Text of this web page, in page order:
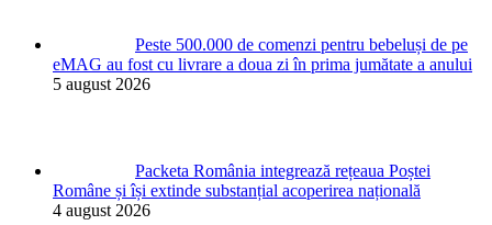
Peste 500.000 de comenzi pentru bebeluși de pe
eMAG au fost cu livrare a doua zi în prima jumătate a anului
5 august 2026
Packeta România integrează rețeaua Poștei
Române și își extinde substanțial acoperirea națională
4 august 2026